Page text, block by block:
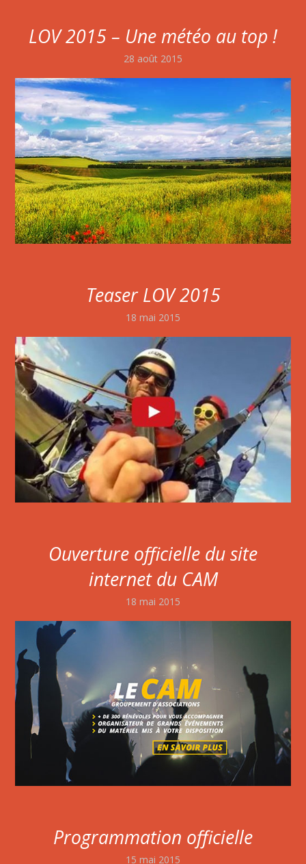
LOV 2015 – Une météo au top !
28 août 2015
Teaser LOV 2015
18 mai 2015
Ouverture officielle du site
internet du CAM
18 mai 2015
Programmation officielle
15 mai 2015